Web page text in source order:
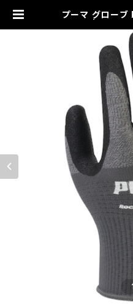
プーマ グロー
具、刺繍、